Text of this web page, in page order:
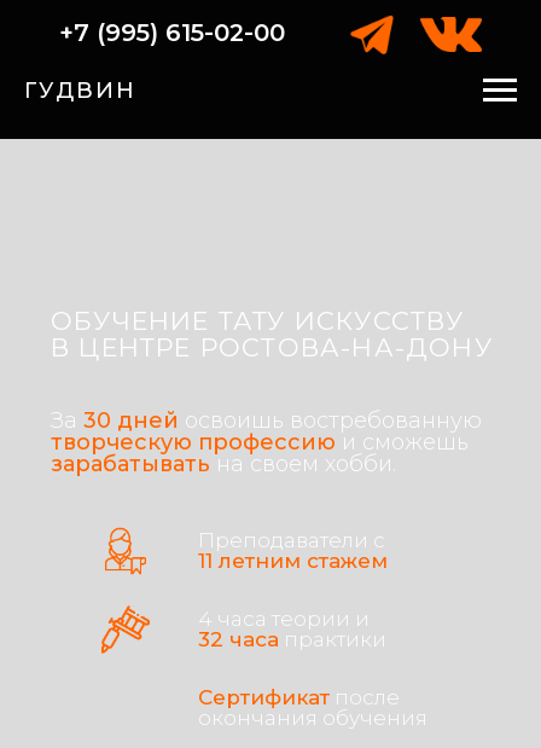
+7 (995) 615-02-00
ГУДВИН
ОБУЧЕНИЕ ТАТУ ИСКУССТВУ
В ЦЕНТРЕ РОСТОВА-НА-ДОНУ
За 30 дней освоишь востребованную
творческую профессию и сможешь
зарабатывать на своем хобби.
4 часа теории и
32 часа практики
Преподаватели с
11 летним стажем
Сертификат после
окончания обучения